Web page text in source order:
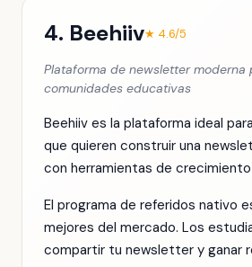
4. Beehiiv★ 4.6/5
Plataforma de newsletter moderna
comunidades educativas
Beehiiv es la plataforma ideal
que quieren construir una
con herramientas de
El programa de referidos nativo
mejores del mercado. Los
compartir tu newsletter y ganar